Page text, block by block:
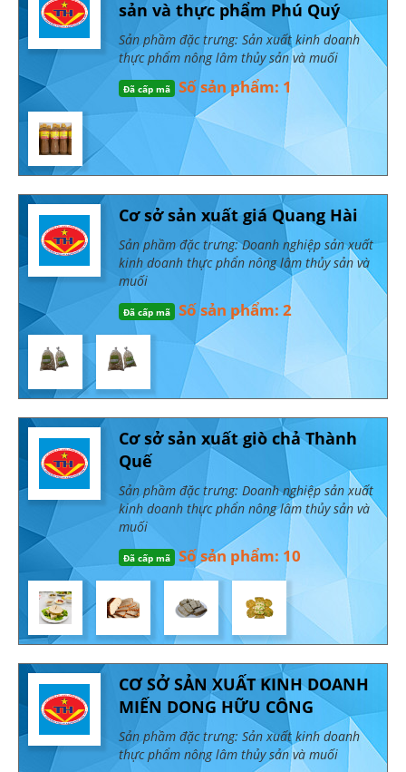
sản và thực phẩm Phú Quý
Sản phầm đặc trưng: Sản xuất kinh doanh
thực phẩm nông lâm thủy sản và muối
Đã cấp mã Số sản phẩm: 1
Cơ sở sản xuất giá Quang Hài
Sản phầm đặc trưng: Doanh nghiệp sản xuất
kinh doanh thực phẩn nông lâm thủy sản và
muối
Đã cấp mã Số sản phẩm: 2
Cơ sở sản xuất giò chả Thành
Quế
Sản phầm đặc trưng: Doanh nghiệp sản xuất
kinh doanh thực phẩn nông lâm thủy sản và
muối
Đã cấp mã Số sản phẩm: 10
CƠ SỞ SẢN XUẤT KINH DOANH
MIẾN DONG HỮU CÔNG
Sản phầm đặc trưng: Sản xuất kinh doanh
thực phẩm nông lâm thủy sản và muối